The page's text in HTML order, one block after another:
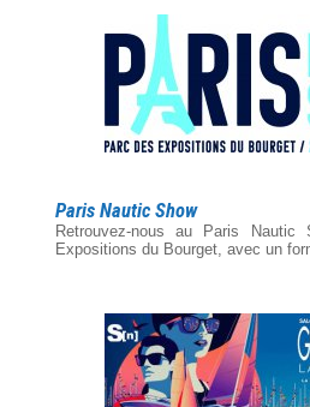
Paris Nautic Show
Retrouvez-nous au Paris
Expositions du Bourget, avec un